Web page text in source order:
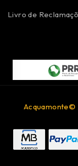
Livro de
Acquamonte©